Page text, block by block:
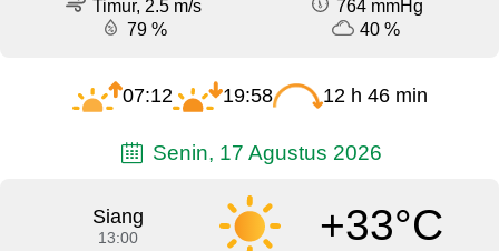
Timur, 2.5 m/s
764 mmHg
79 %
40 %
07:12 19:58 12 h 46 min
Senin, 17 Agustus 2026
Siang
13:00 +33°C